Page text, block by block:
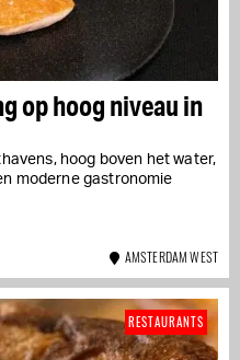
op hoog niveau in
hoog boven het water,
moderne gastronomie
AMSTERDAM WEST
RESTAURANTS